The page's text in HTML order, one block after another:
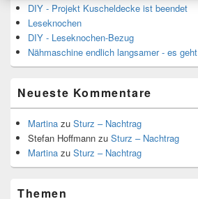
DIY - Projekt Kuscheldecke ist beendet
Leseknochen
DIY - Leseknochen-Bezug
Nähmaschine endlich langsamer - es geht
Neueste Kommentare
Martina zu Sturz – Nachtrag
Stefan Hoffmann zu Sturz – Nachtrag
Martina zu Sturz – Nachtrag
Themen